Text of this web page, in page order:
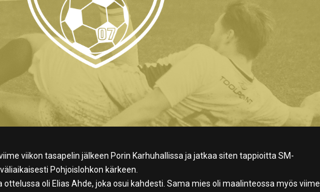
viikon tasapelin jälkeen Porin Karhuhallissa ja jatkaa siten tappioitta SM-
Pohjoislohkon kärkeen.
oli Elias Ahde, joka osui kahdesti. Sama mies oli maalinteossa myös viime